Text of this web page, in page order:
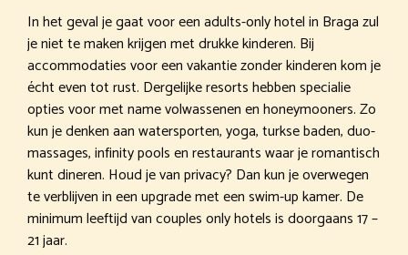
In het geval je gaat voor een adults-only hotel in Braga zul
je niet te maken krijgen met drukke kinderen. Bij
accommodaties voor een vakantie zonder kinderen kom je
écht even tot rust. Dergelijke resorts hebben specialie
opties voor met name volwassenen en honeymooners. Zo
kun je denken aan watersporten, yoga, turkse baden, duo-
massages, infinity pools en restaurants waar je romantisch
kunt dineren. Houd je van privacy? Dan kun je overwegen
te verblijven in een upgrade met een swim-up kamer. De
minimum leeftijd van couples only hotels is doorgaans 17 –
21 jaar.